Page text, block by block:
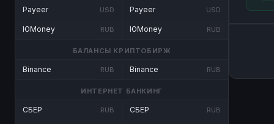
Payeer USD
ЮMoney RUB
Payeer USD
ЮMoney RUB
БАЛАНСЫ КРИПТОБИРЖ
Binance RUB Binance RUB
ИНТЕРНЕТ БАНКИНГ
СБЕР RUB СБЕР RUB